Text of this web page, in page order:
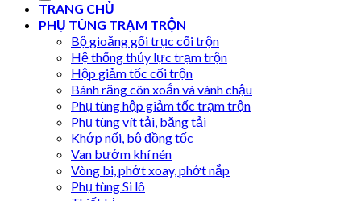
TRANG CHỦ
PHỤ TÙNG TRẠM TRỘN
Bộ gioăng gối trục cối trộn
Hệ thống thủy lực trạm trộn
Hộp giảm tốc cối trộn
Bánh răng côn xoắn và vành chậu
Phụ tùng hộp giảm tốc trạm trộn
Phụ tùng vít tải, băng tải
Khớp nối, bộ đồng tốc
Van bướm khí nén
Vòng bi, phớt xoay, phớt nắp
Phụ tùng Si lô